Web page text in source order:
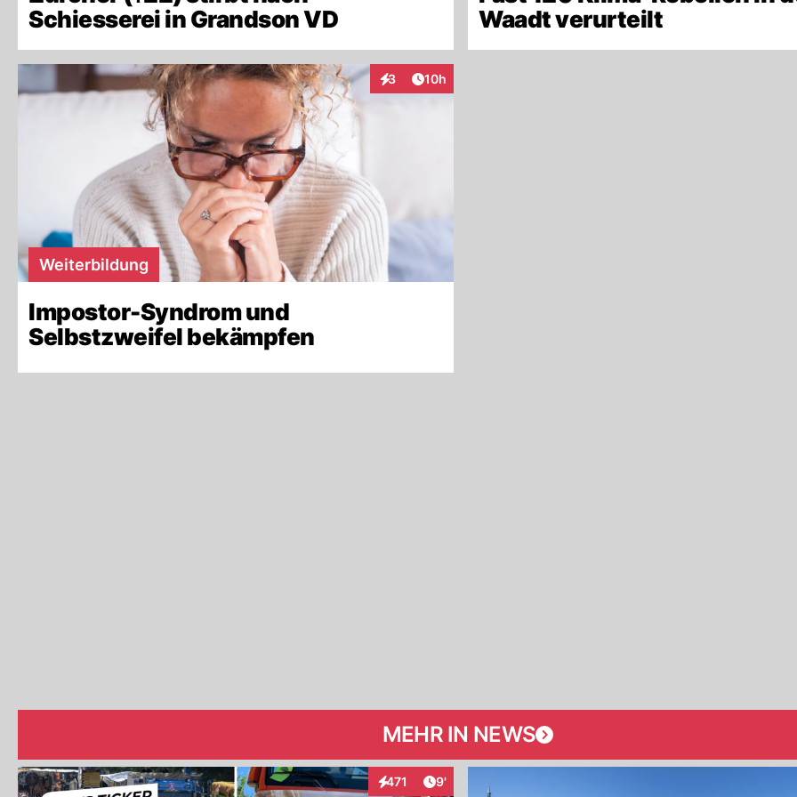
Schiesserei in Grandson VD
Waadt verurteilt
3
InteraktionenArtikel veröffentlicht:
10h
Weiterbildung
Impostor-Syndrom und
Selbstzweifel bekämpfen
MEHR IN NEWS
471
InteraktionenArtikel veröffentlicht:
9'